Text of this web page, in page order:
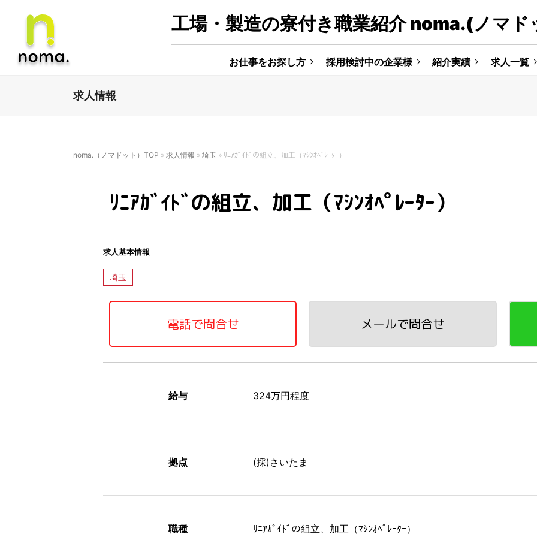
工場・製造の寮付き職業紹介 noma.(ノマド
お仕事をお探し方 採用検討中の企業様 紹介実績 求人一覧
求人情報
noma.（ノマドット）TOP » 求人情報 » 埼玉 » ﾘﾆｱｶﾞｲﾄﾞの組立、加工（ﾏｼﾝｵﾍﾟﾚｰﾀｰ）
ﾘﾆｱｶﾞｲﾄﾞの組立、加工（ﾏｼﾝｵﾍﾟﾚｰﾀｰ）
求人基本情報
埼玉
電話で問合せ メールで問合せ
給与 324万円程度
拠点 (採)さいたま
職種 ﾘﾆｱｶﾞｲﾄﾞの組立、加工（ﾏｼﾝｵﾍﾟﾚｰﾀｰ）